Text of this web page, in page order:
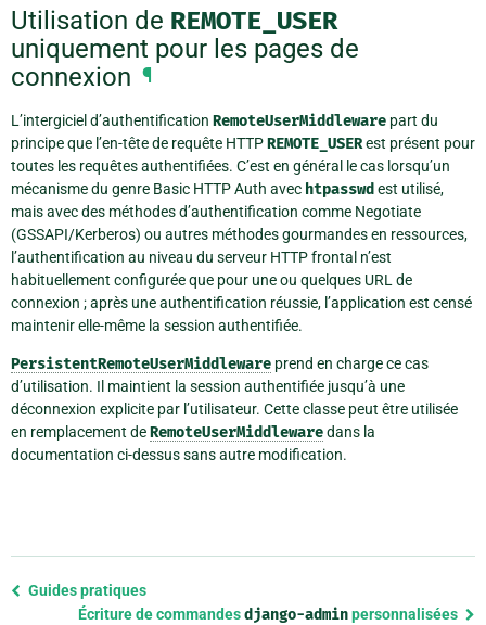
Utilisation de REMOTE_USER
uniquement pour les pages de
connexion ¶
L’intergiciel d’authentification RemoteUserMiddleware part du
principe que l’en-tête de requête HTTPREMOTE_USERest présent pour
toutes les requêtes authentifiées. C’est en général le cas lorsqu’un
mécanisme du genre Basic HTTP Auth avec htpasswd est utilisé,
mais avec des méthodes d’authentification comme Negotiate
(GSSAPI/Kerberos) ou autres méthodes gourmandes en ressources,
l’authentification au niveau du serveur HTTP frontal n’est
habituellement configurée que pour une ou quelques URL de
connexion ; après une authentification réussie, l’application est censé
maintenir elle-même la session authentifiée.
PersistentRemoteUserMiddleware prend en charge ce cas
d’utilisation. Il maintient la session authentifiée jusqu’à une
déconnexion explicite par l’utilisateur. Cette classe peut être utilisée
en remplacement deRemoteUserMiddlewaredans la
documentation ci-dessus sans autre modification.
Previous
Guides pratiques
Écriture de commandesdjango-adminpersonnalisées